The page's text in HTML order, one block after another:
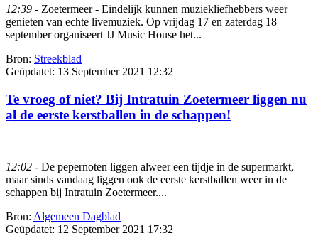
12:39 - Zoetermeer - Eindelijk kunnen muziekliefhebbers weer
genieten van echte livemuziek. Op vrijdag 17 en zaterdag 18
september organiseert JJ Music House het...
Bron: Streekblad
Geüpdatet: 13 September 2021 12:32
Te vroeg of niet? Bij Intratuin Zoetermeer liggen nu
al de eerste kerstballen in de schappen!
12:02 - De pepernoten liggen alweer een tijdje in de supermarkt,
maar sinds vandaag liggen ook de eerste kerstballen weer in de
schappen bij Intratuin Zoetermeer....
Bron: Algemeen Dagblad
Geüpdatet: 12 September 2021 17:32